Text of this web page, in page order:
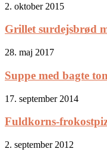
2. oktober 2015
Grillet surdejsbrød
28. maj 2017
Suppe med bagte
17. september 2014
Fuldkorns-
2. september 2012